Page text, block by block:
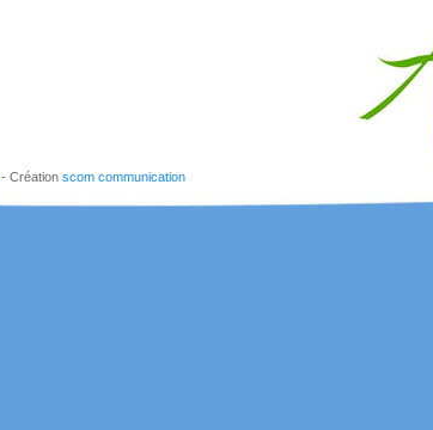
- Création scom communication